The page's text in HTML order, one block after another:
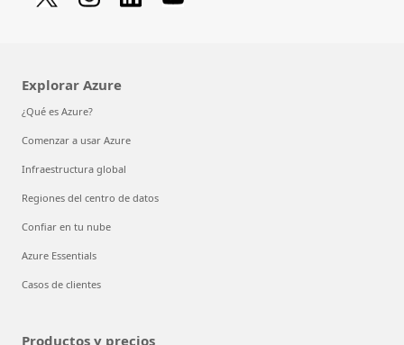
Explorar Azure
¿Qué es Azure?
Comenzar a usar Azure
Infraestructura global
Regiones del centro de datos
Confiar en tu nube
Azure Essentials
Casos de clientes
Productos y precios